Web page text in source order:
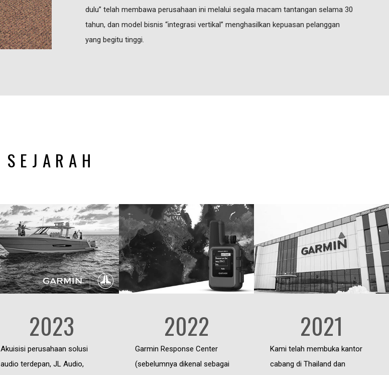
dulu” telah membawa perusahaan ini melalui segala macam tantangan selama 30
tahun, dan model bisnis “integrasi vertikal” menghasilkan kepuasan pelanggan
yang begitu tinggi.
SEJARAH
2023
Akuisisi perusahaan solusi
audio terdepan, JL Audio,
2022
Garmin Response Center
(sebelumnya dikenal sebagai
2021
Kami telah membuka kantor
cabang di Thailand dan